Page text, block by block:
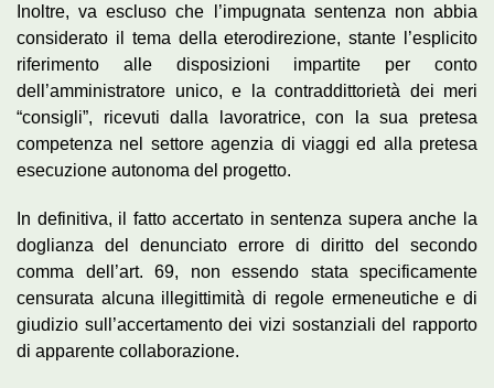
Inoltre, va escluso che l’impugnata sentenza non abbia
considerato il tema della eterodirezione, stante l’esplicito
riferimento alle disposizioni impartite per conto
dell’amministratore unico, e la contraddittorietà dei meri
“consigli”, ricevuti dalla lavoratrice, con la sua pretesa
competenza nel settore agenzia di viaggi ed alla pretesa
esecuzione autonoma del progetto.
In definitiva, il fatto accertato in sentenza supera anche la
doglianza del denunciato errore di diritto del secondo
comma dell’art. 69, non essendo stata specificamente
censurata alcuna illegittimità di regole ermeneutiche e di
giudizio sull’accertamento dei vizi sostanziali del rapporto
di apparente collaborazione.